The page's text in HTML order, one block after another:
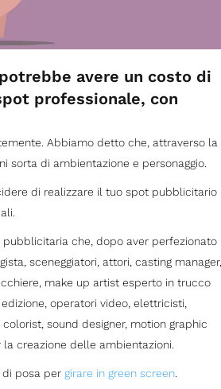
avere un costo di
professionale, con
Abbiamo detto che, attraverso la
sorta di ambientazione e personaggio.
di realizzare il tuo spot pubblicitario
pubblicitaria che, dopo aver perfezionato
sceneggiatori, attori, casting manager,
make up artist esperto in trucco
operatori video, elettricisti,
sound designer, motion graphic
creazione delle ambientazioni.
di posa per girare in green screen